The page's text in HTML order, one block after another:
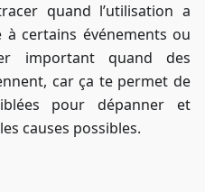
quand l’utilisation a
certains événements ou
important quand des
car ça te permet de
pour dépanner et
causes possibles.